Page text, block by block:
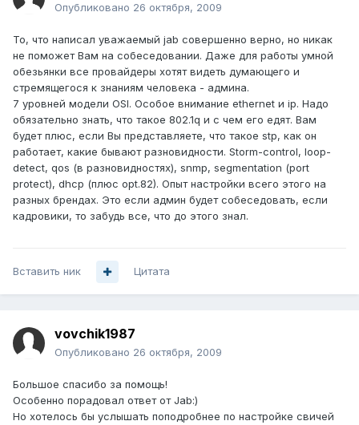
Опубликовано 26 октября, 2009
То, что написал уважаемый jab совершенно верно, но никак
не поможет Вам на собеседовании. Даже для работы умной
обезьянки все провайдеры хотят видеть думающего и
стремящегося к знаниям человека - админа.
7 уровней модели OSI. Особое внимание ethernet и ip. Надо
обязательно знать, что такое 802.1q и с чем его едят. Вам
будет плюс, если Вы представляете, что такое stp, как он
работает, какие бывают разновидности. Storm-control, loop-
detect, qos (в разновидностях), snmp, segmentation (port
protect), dhcp (плюс opt.82). Опыт настройки всего этого на
разных брендах. Это если админ будет собеседовать, если
кадровики, то забудь все, что до этого знал.
Вставить ник Цитата
vovchik1987
Опубликовано 26 октября, 2009
Большое спасибо за помощь!
Особенно порадовал ответ от Jab:)
Но хотелось бы услышать поподробнее по настройке свичей